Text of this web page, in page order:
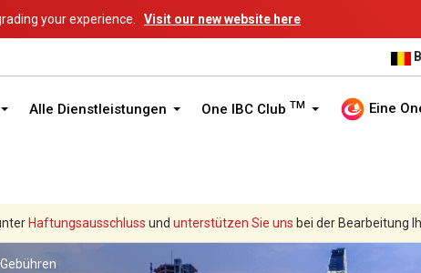
your experience. Visit our new website here
Alle Dienstleistungen One IBC Club TM Eine
Haftungsausschluss und unterstützen Sie uns bei der Bearbeitung
Gebühren